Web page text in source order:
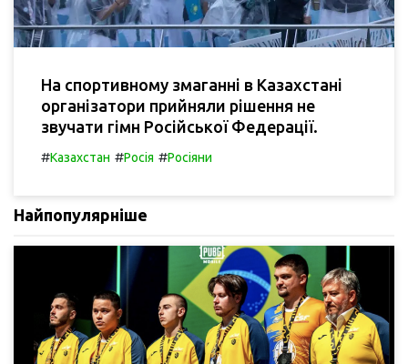
На спортивному змаганні в Казахстані
організатори прийняли рішення не
звучати гімн Російської Федерації.
#Казахстан #Росія #Росіяни
Найпопулярніше